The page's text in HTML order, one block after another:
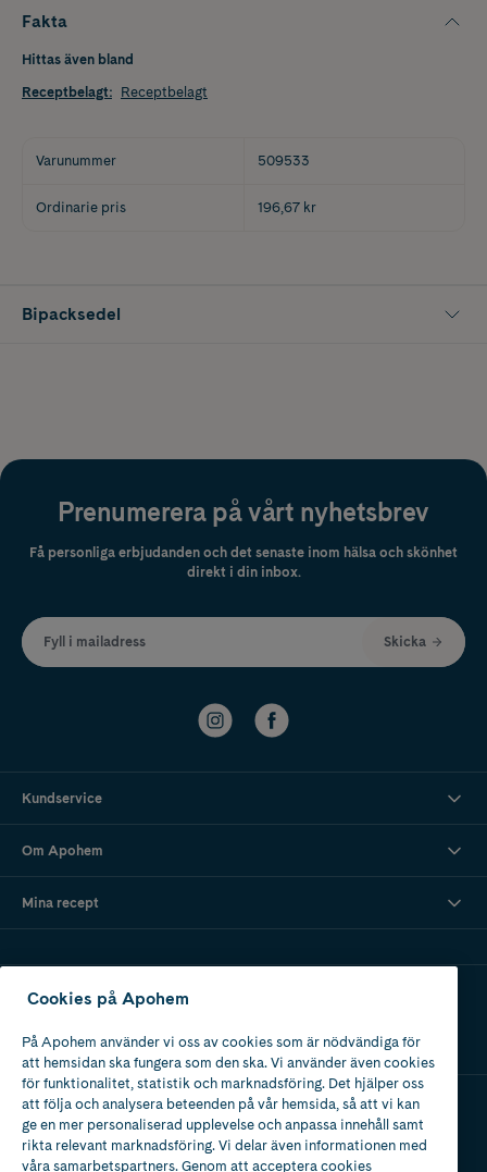
Fakta
Hittas även bland
Receptbelagt: Receptbelagt
Varunummer 509533
Ordinarie pris 196,67 kr
Bipacksedel
Prenumerera på vårt nyhetsbrev
Få personliga erbjudanden och det senaste inom hälsa och skönhet
direkt i din inbox.
Fyll i mailadress Skicka
Kundservice
Om Apohem
Mina recept
Ladda ner vår app
Apotek med tillstånd
av Läkemedelsverket
Cookies på Apohem
På Apohem använder vi oss av cookies som är nödvändiga för
att hemsidan ska fungera som den ska. Vi använder även cookies
för funktionalitet, statistik och marknadsföring. Det hjälper oss
att följa och analysera beteenden på vår hemsida, så att vi kan
ge en mer personaliserad upplevelse och anpassa innehåll samt
rikta relevant marknadsföring. Vi delar även informationen med
våra samarbetspartners. Genom att acceptera cookies